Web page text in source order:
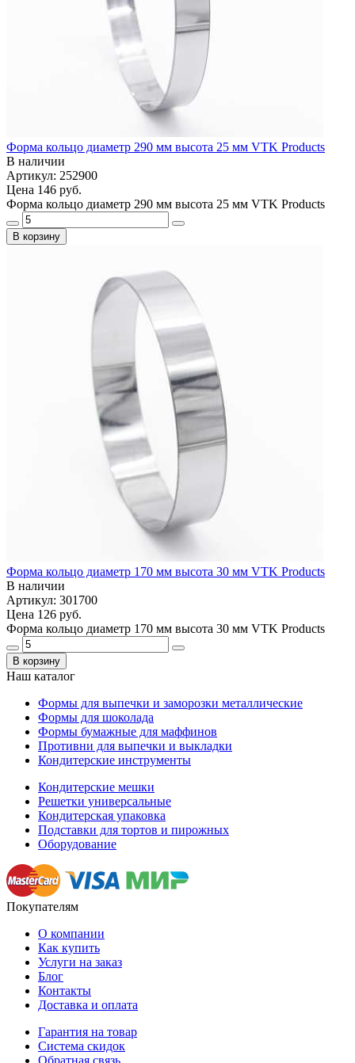
Форма кольцо диаметр 290 мм высота 25 мм VTK Products
В наличии
Артикул: 252900
Цена 146 руб.
Форма кольцо диаметр 290 мм высота 25 мм VTK Products
В корзину
Форма кольцо диаметр 170 мм высота 30 мм VTK Products
В наличии
Артикул: 301700
Цена 126 руб.
Форма кольцо диаметр 170 мм высота 30 мм VTK Products
В корзину
Наш каталог
Формы для выпечки и заморозки металлические
Формы для шоколада
Формы бумажные для маффинов
Противни для выпечки и выкладки
Кондитерские инструменты
Кондитерские мешки
Решетки универсальные
Кондитерская упаковка
Подставки для тортов и пирожных
Оборудование
Покупателям
О компании
Как купить
Услуги на заказ
Блог
Контакты
Доставка и оплата
Гарантия на товар
Система скидок
Обратная связь